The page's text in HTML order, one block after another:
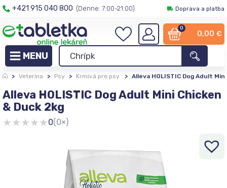
+421 915 040 800 (Denne: 7:00-21:00) Doprava a platba
0
0,00 €
> Veterina > Psy > Krmivá pre psy > Alleva HOLISTIC Dog Adult
Alleva HOLISTIC Dog Adult Mini Chicken
& Duck 2kg
★★★★★0(0×)